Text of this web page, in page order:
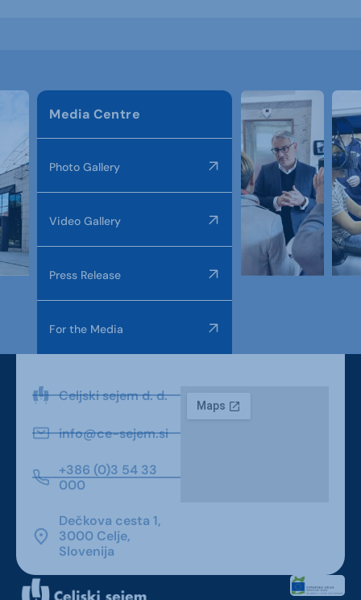
Media Centre
Photo Gallery
Video Gallery
Press Release
For the Media
Celjski sejem d. d.
info@ce-sejem.si
+386 (0)3 54 33
000
Dečkova cesta 1,
3000 Celje,
Slovenija